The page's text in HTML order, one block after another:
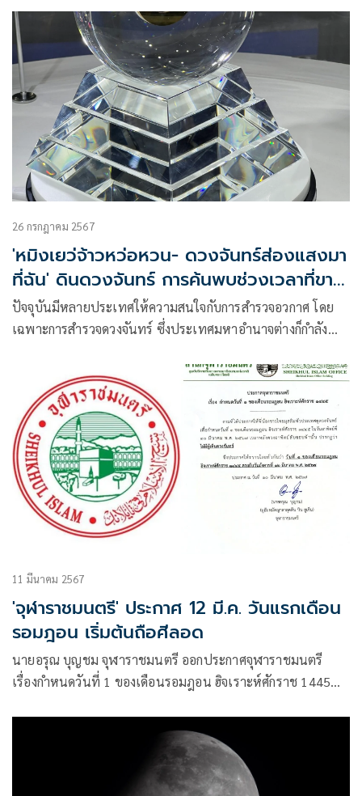
26 กรกฎาคม 2567
'หมิงเยว่จ้าวหว่อหวน- ดวงจันทร์ส่องแสงมา
ที่ฉัน' ดินดวงจันทร์ การค้นพบช่วงเวลาที่ขาด
หายไป
ปัจจุบันมีหลายประเทศให้ความสนใจกับการสำรวจอวกาศ โดย
เฉพาะการสำรวจดวงจันทร์ ซึ่งประเทศมหาอำนาจต่างก็กำลัง
อาหรับเอมิเรตส์ รวม
11 มีนาคม 2567
'จุฬาราชมนตรี' ประกาศ 12 มี.ค. วันแรกเดือน
รอมฎอน เริ่มต้นถือศีลอด
นายอรุณ บุญชม จุฬาราชมนตรี ออกประกาศจุฬาราชมนตรี
เรื่องกำหนดวันที่ 1 ของเดือนรอมฎอน ฮิจเราะห์ศักราช 1445